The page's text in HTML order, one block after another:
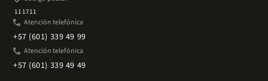
111711
phone Atención telefónica
+57 (601) 339 49 99
phone Atención telefónica
+57 (601) 339 49 49